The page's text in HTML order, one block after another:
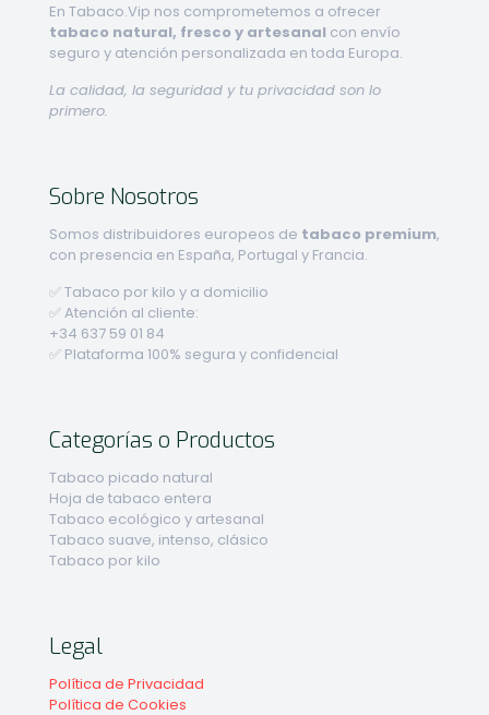
En Tabaco.Vip nos comprometemos a ofrecer
tabaco natural, fresco y artesanal con envío
seguro y atención personalizada en toda Europa.
La calidad, la seguridad y tu privacidad son lo
primero.
Sobre Nosotros
Somos distribuidores europeos de tabaco premium,
con presencia en España, Portugal y Francia.
✅ Tabaco por kilo y a domicilio
✅ Atención al cliente:
+34 637 59 01 84
✅ Plataforma 100% segura y confidencial
Categorías o Productos
Tabaco picado natural
Hoja de tabaco entera
Tabaco ecológico y artesanal
Tabaco suave, intenso, clásico
Tabaco por kilo
Legal
Política de Privacidad
Política de Cookies